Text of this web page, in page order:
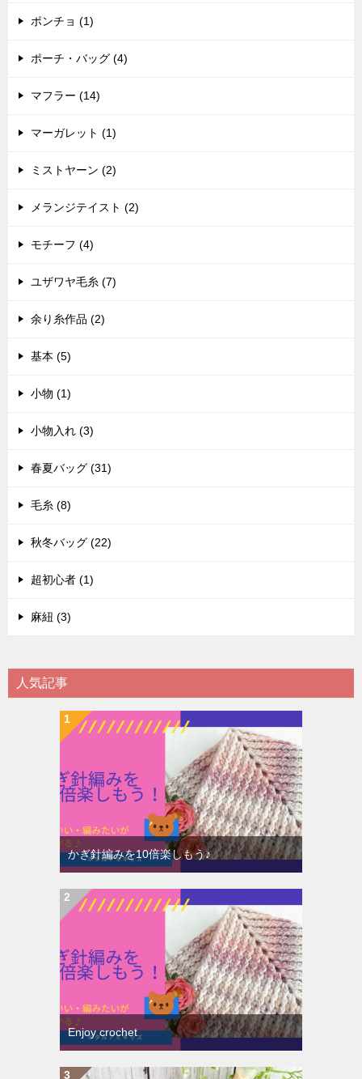
ポンチョ (1)
ポーチ・バッグ (4)
マフラー (14)
マーガレット (1)
ミストヤーン (2)
メランジテイスト (2)
モチーフ (4)
ユザワヤ毛糸 (7)
余り糸作品 (2)
基本 (5)
小物 (1)
小物入れ (3)
春夏バッグ (31)
毛糸 (8)
秋冬バッグ (22)
超初心者 (1)
麻紐 (3)
人気記事
かぎ針編みを10倍楽しもう♪
Enjoy crochet